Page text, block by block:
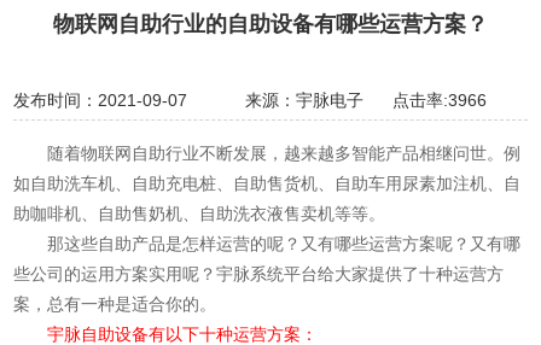
物联网自助行业的自助设备有哪些运营方案？
发布时间：2021-09-07 来源：宇脉电子 点击率:3966
随着物联网自助行业不断发展，越来越多智能产品相继问世。例
如自助洗车机、自助充电桩、自助售货机、自助车用尿素加注机、自
助咖啡机、自助售奶机、自助洗衣液售卖机等等。
那这些自助产品是怎样运营的呢？又有哪些运营方案呢？又有哪
些公司的运用方案实用呢？宇脉系统平台给大家提供了十种运营方
案，总有一种是适合你的。
宇脉自助设备有以下十种运营方案：